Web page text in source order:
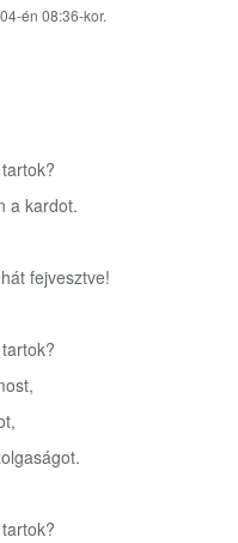
én 08:36-kor.
a kardot.
fejvesztve!